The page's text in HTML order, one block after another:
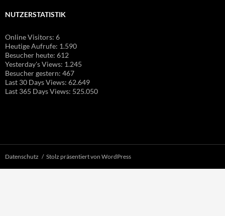
NUTZERSTATISTIK
Online Visitors: 6
Heutige Aufrufe: 1.590
Besucher heute: 612
Yesterday's Views: 1.245
Besucher gestern: 467
Last 30 Days Views: 62.649
Last 365 Days Views: 525.050
Datenschutz Stolz präsentiert von WordPress